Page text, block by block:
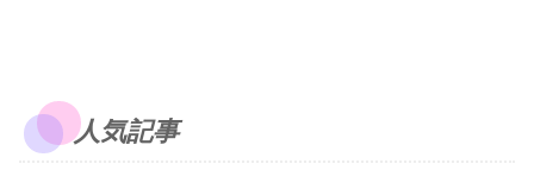
人気記事